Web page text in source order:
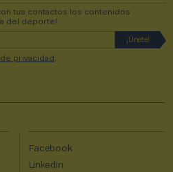
tus contactos los contenidos
del deporte!
privacidad
Facebook
Linkedin